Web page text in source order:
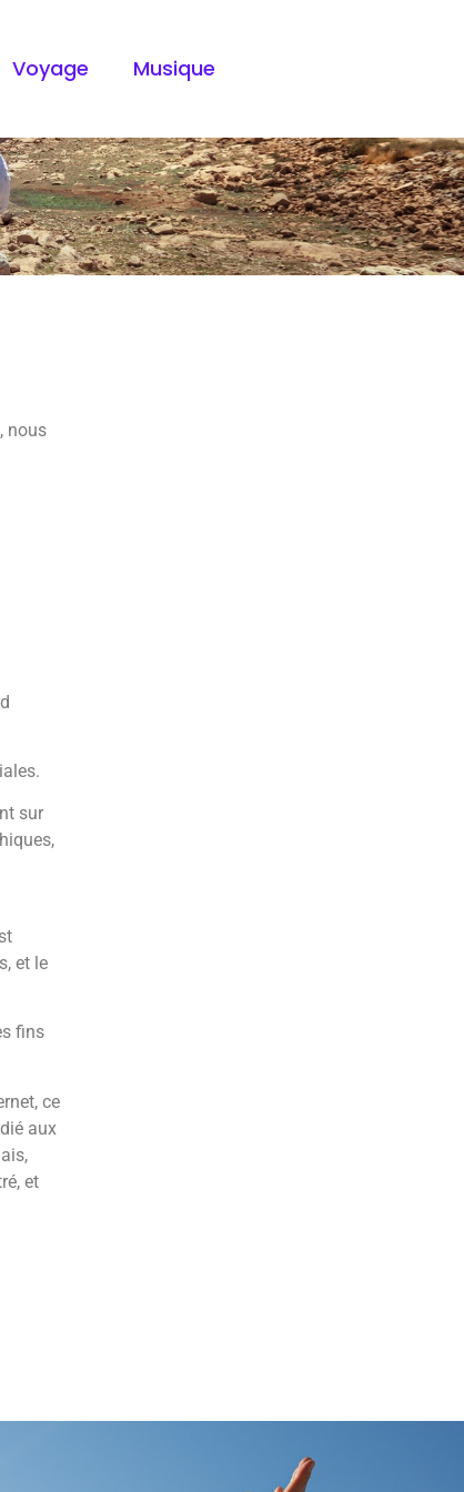
Voyage Musique
nous
sur
et le
fins
ce
aux
et